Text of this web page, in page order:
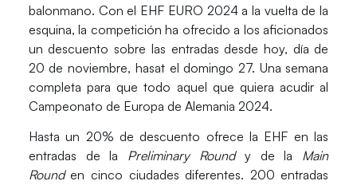
balonmano. Con el EHF EURO 2024a la vuelta de la
esquina, la competición ha ofrecido a los aficionados
un descuento sobre las entradas desde hoy, día de
20 de noviembre, hasat el domingo 27. Una semana
completa para que todo aquel que quiera acudir al
Campeonato de Europa de Alemania 2024.
Hasta un 20% de descuento ofrece la EHF en las
entradas de la Preliminary Roundy de la Main
Rounden cinco ciudades diferentes. 200 entradas